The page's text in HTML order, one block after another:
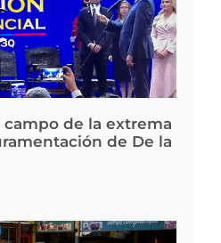
campo de la extrema
de De la